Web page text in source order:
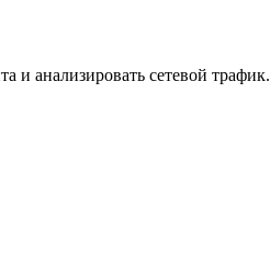
и анализировать сетевой трафик.